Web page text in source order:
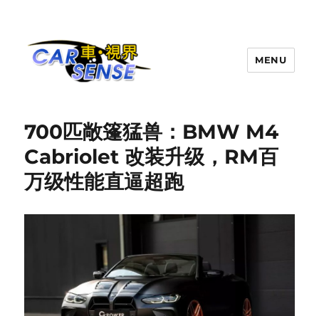
MENU
700匹敞篷猛兽：BMW M4
Cabriolet 改装升级，RM百
万级性能直逼超跑